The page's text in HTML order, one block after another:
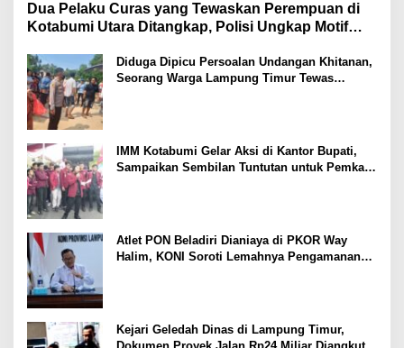
Dua Pelaku Curas yang Tewaskan Perempuan di
Kotabumi Utara Ditangkap, Polisi Ungkap Motif
Diduga Dipicu Persoalan Undangan Khitanan,
Seorang Warga Lampung Timur Tewas
IMM Kotabumi Gelar Aksi di Kantor Bupati,
Sampaikan Sembilan Tuntutan untuk Pemkab
Atlet PON Beladiri Dianiaya di PKOR Way
Halim, KONI Soroti Lemahnya Pengamanan
Kejari Geledah Dinas di Lampung Timur,